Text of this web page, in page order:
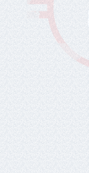
minimaliu
nusileido lygos
(įvyks serija dėl
čempiono
(0)